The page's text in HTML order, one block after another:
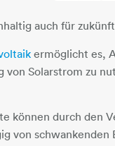
auch für
ermöglicht es,
von Solarstrom zu
können durch den
von schwankenden